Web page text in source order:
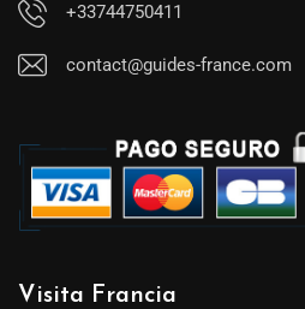
+33744750411
contact@guides-france.com
Visita Francia